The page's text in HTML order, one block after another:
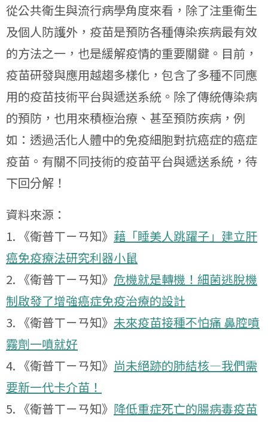
從公共衛生與流行病學角度來看，除了注重衛生
及個人防護外，疫苗是預防各種傳染疾病最有效
的方法之一，也是緩解疫情的重要關鍵。目前，
疫苗研發與應用越趨多樣化，包含了多種不同應
用的疫苗技術平台與遞送系統。除了傳統傳染病
的預防，也用來積極治療、甚至預防疾病，例
如：透過活化人體中的免疫細胞對抗癌症的癌症
疫苗。有關不同技術的疫苗平台與遞送系統，待
下回分解！
資料來源：
1. 《衛普ㄒㄧㄢ知》 藉「睡美人跳躍子」建立肝
癌免疫療法研究利器小鼠
2. 《衛普ㄒㄧㄢ知》 危機就是轉機！細菌逃脫機
制啟發了增強癌症免疫治療的設計
3. 《衛普ㄒㄧㄢ知》 未來疫苗接種不怕痛 鼻腔噴
霧劑一噴就好
4. 《衛普ㄒㄧㄢ知》 尚未絕跡的肺結核—我們需
要新一代卡介苗！
5. 《衛普ㄒㄧㄢ知》 降低重症死亡的腸病毒疫苗